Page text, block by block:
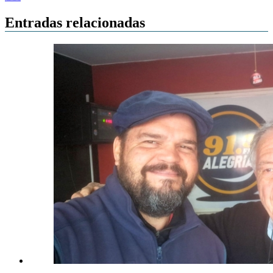
Entradas relacionadas